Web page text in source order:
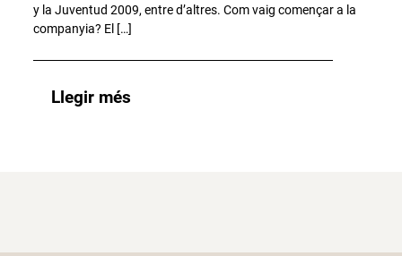
y la Juventud 2009, entre d’altres. Com vaig començar a la
companyia? El […]
Llegir més